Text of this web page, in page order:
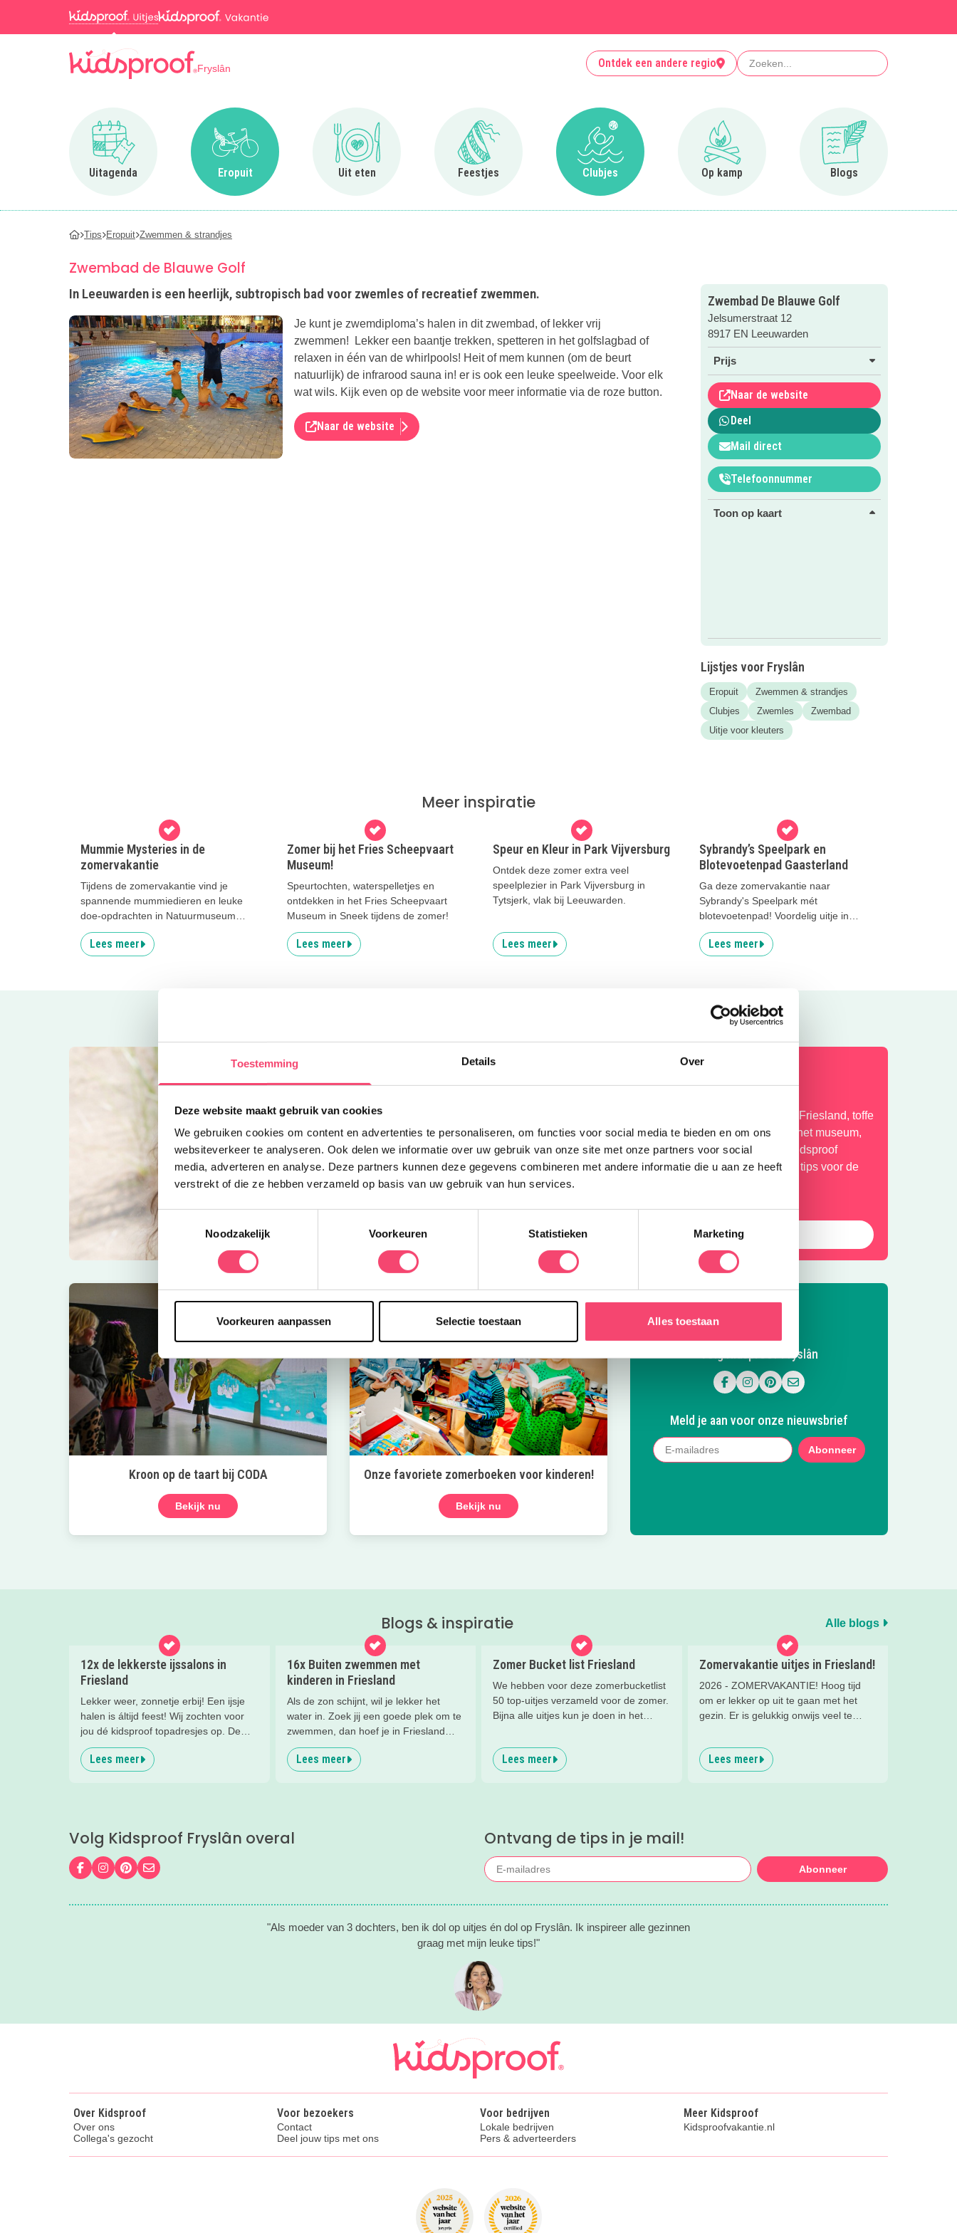
Toestemming Details Over
Deze website maakt gebruik van cookies
We gebruiken cookies om content en advertenties te personaliseren, om functies voor social media te bieden en om ons
websiteverkeer te analyseren. Ook delen we informatie over uw gebruik van onze site met onze partners voor social
media, adverteren en analyse. Deze partners kunnen deze gegevens combineren met andere informatie die u aan ze heeft
verstrekt of die ze hebben verzameld op basis van uw gebruik van hun services.
Noodzakelijk
Voorkeuren Statistieken Marketing
Voorkeuren aanpassen Selectie toestaan Alles toestaan
Fryslân Ontdek een andere regio Zoeken
Uitagenda
Ga naar Uitagenda
Eropuit
Ga naar Eropuit
Uit eten
Ga naar Uit eten
Feestjes
Ga naar Feestjes
Clubjes
Ga naar Clubjes
Op kamp
Ga naar Op kamp
Blogs
Ga naar Blogs
Tips Eropuit Zwemmen & strandjes
Zwembad de Blauwe Golf
In Leeuwarden is een heerlijk, subtropisch bad voor zwemles of recreatief zwemmen.
Je kunt je zwemdiploma’s halen in dit zwembad, of lekker vrij
zwemmen! Lekker een baantje trekken, spetteren in het golfslagbad of
relaxen in één van de whirlpools! Heit of mem kunnen (om de beurt
natuurlijk) de infrarood sauna in! er is ook een leuke speelweide. Voor elk
wat wils. Kijk even op de website voor meer informatie via de roze button.
Naar de website
Zwembad De Blauwe Golf
Jelsumerstraat 12
8917 EN Leeuwarden
Prijs
Naar de website
Deel
Mail direct
Telefoonnummer
Toon op kaart
Lijstjes voor Fryslân
Eropuit
Zwemmen & strandjes
Clubjes
Zwemles
Zwembad
Uitje voor kleuters
Meer inspiratie
Mummie Mysteries in de
zomervakantie
Tijdens de zomervakantie vind je
spannende mummiedieren en leuke
doe-opdrachten in Natuurmuseum
Fryslân!
Lees meer
Zomer bij het Fries Scheepvaart
Museum!
Speurtochten, waterspelletjes en
ontdekken in het Fries Scheepvaart
Museum in Sneek tijdens de zomer!
Lees meer
Speur en Kleur in Park Vijversburg
Ontdek deze zomer extra veel
speelplezier in Park Vijversburg in
Tytsjerk, vlak bij Leeuwarden.
Lees meer
Sybrandy’s Speelpark en
Blotevoetenpad Gaasterland
Ga deze zomervakantie naar
Sybrandy's Speelpark mét
blotevoetenpad! Voordelig uitje in
Friesland!
Lees meer
Ik heb zin in de zomer man
Ontdek de leukste gezinsuitjes in Friesland, toffe
zwembaden, leuke activiteiten in het museum,
verkoelende speeltuinen, hippe kidsproof
terrassen en nog veel meer leuke tips voor de
Laat die zomer maar komen!
Kroon op de taart bij CODA
Bekijk nu
Onze favoriete zomerboeken voor kinderen!
Bekijk nu
Volg Kidsproof Fryslân
Volg ons op Facebook
Volg ons op Instagram
Volg ons op Pinterest
Mail ons
Meld je aan voor onze nieuwsbrief
Abonneer
Blogs & inspiratie Alle blogs
12x de lekkerste ijssalons in
Friesland
Lekker weer, zonnetje erbij! Een ijsje
halen is áltijd feest! Wij zochten voor
jou dé kidsproof topadresjes op. De
mooiste terrasjes en de leukste
plekjes, zodat jij er ook lekker bij zit.
Lees meer
16x Buiten zwemmen met
kinderen in Friesland
Als de zon schijnt, wil je lekker het
water in. Zoek jij een goede plek om te
zwemmen, dan hoef je in Friesland
nooit lang te zoeken. Ik zette voor jou
de állerleukste plekken op een rij!
Lees meer
Zomer Bucket list Friesland
We hebben voor deze zomerbucketlist
50 top-uitjes verzameld voor de zomer.
Bijna alle uitjes kun je doen in het
tips in buiten de regio, maar die waren
té leuk om niet te noemen ;)
Lees meer
Zomervakantie uitjes in Friesland!
2026 - ZOMERVAKANTIE! Hoog tijd
om er lekker op uit te gaan met het
gezin. Er is gelukkig onwijs veel te
een vet aquapark, een leuke
workshop, tekenen in de
prinsessentuin of klombootje varen?
Lees meer
Volg Kidsproof Fryslân overal
Volg ons op Facebook
Volg ons op Instagram
Volg ons op Pinterest
Mail ons
Ontvang de tips in je mail!
Abonneer
"Als moeder van 3 dochters, ben ik dol op uitjes én dol op Fryslân. Ik inspireer alle gezinnen
graag met mijn leuke tips!"
Over Kidsproof
Over ons
Collega's gezocht
Voor bezoekers
Contact
Deel jouw tips met ons
Voor bedrijven
Lokale bedrijven
Pers & adverteerders
Meer Kidsproof
Kidsproofvakantie.nl